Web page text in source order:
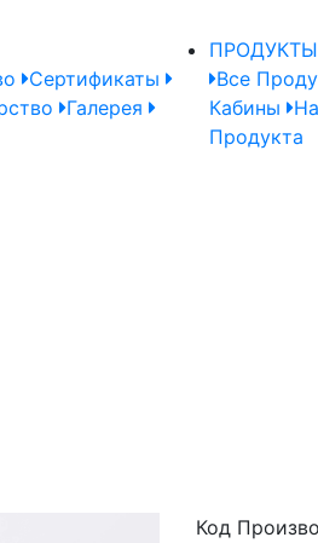
Сертификаты
Галерея
ПРОДУКТЫ
Все
Кабины
Продукта
Код